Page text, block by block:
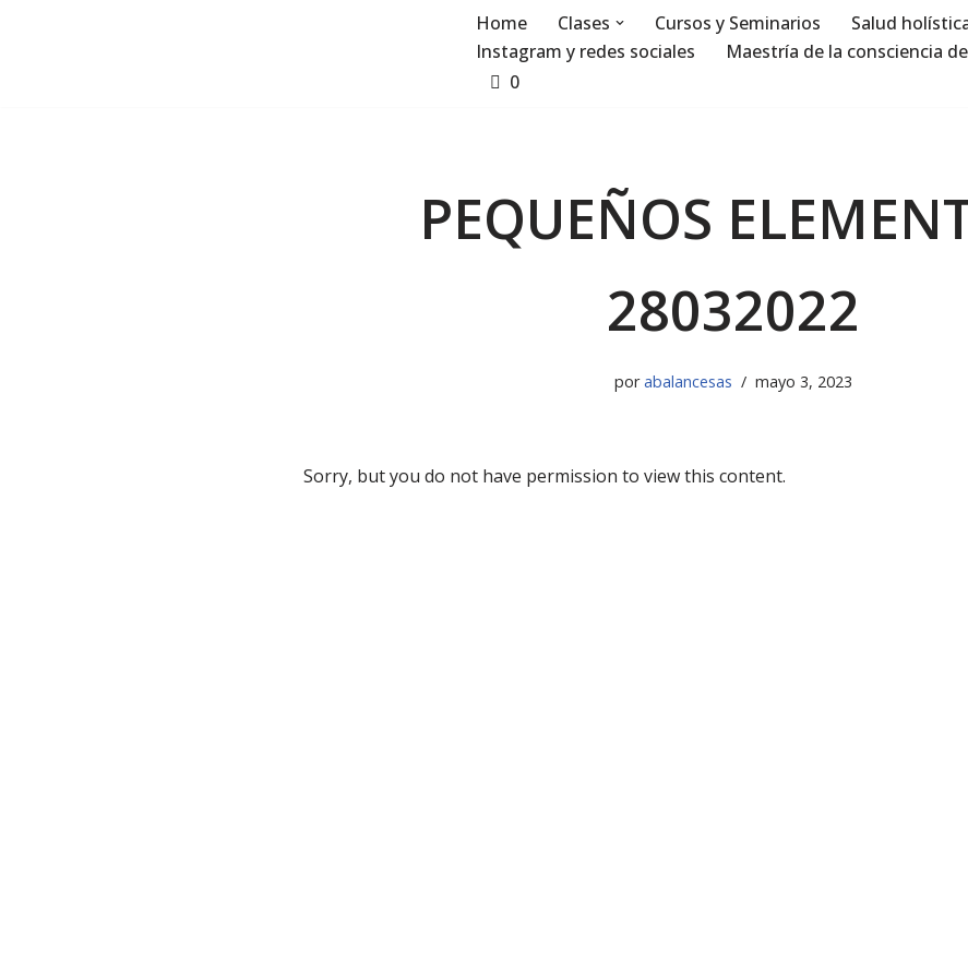
Home Clases Cursos y Seminarios Salud
Instagram y redes sociales
Maestría de la consciencia
0
PEQUEÑOS
28032022
porabalancesas mayo 3, 2023
Sorry, but you do not have permission to view this content.